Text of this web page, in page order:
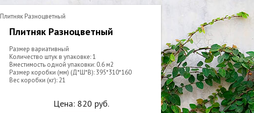
Плитняк Разноцветный
Плитняк Разноцветный
Размер вариативный
Количество штук в упаковке: 1
Вместимость одной упаковки: 0.6 м2
Размер коробки (мм) (Д*Ш*В): 395*310*160
Вес коробки (кг): 21
Цена: 820 руб.